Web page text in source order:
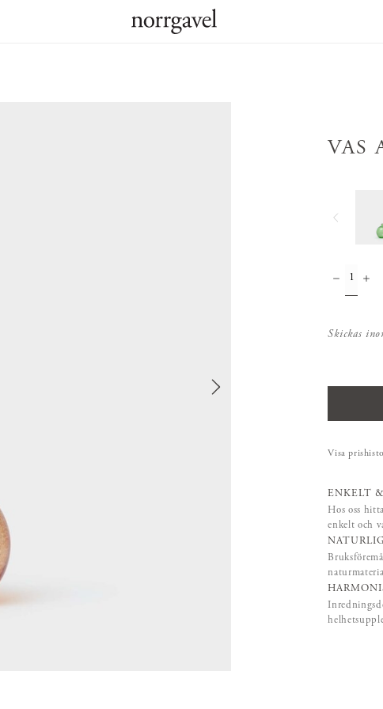
VAS
Skickas
Visa
ENKELT
Hos oss
enkelt och